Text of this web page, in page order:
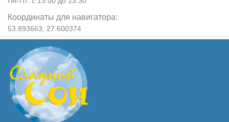
Координаты для навигатора:
53.893663, 27.600374